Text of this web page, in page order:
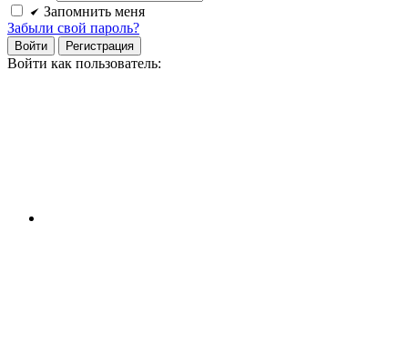
Запомнить меня
Забыли свой пароль?
Войти Регистрация
Войти как пользователь: